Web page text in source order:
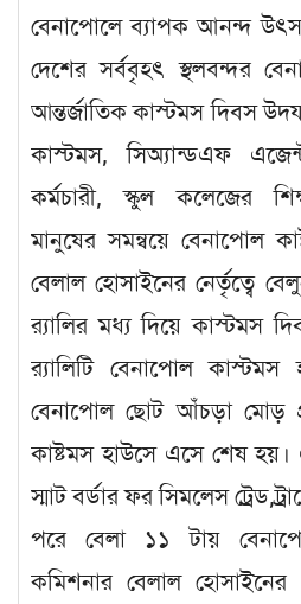
বেনাপোলে ব্যাপক আনন্দ
দেশের সর্ববৃহৎ স্থলবন্দর
আন্তর্জাতিক কাস্টমস দিবস
কাস্টমস, সিঅ্যান্ডএফ
কর্মচারী, স্কুল কলেজের
মানুষের সমন্বয়ে বেনাপোল
বেলাল হোসাইনের নের্তৃত্বে
র‌্যালির মধ্য দিয়ে কাস্টমস
র‌্যালিটি বেনাপোল
বেনাপোল ছোট আঁচড়া মোড়
কাষ্টমস হাউসে এসে শেষ হয়।
স্মাট বর্ডার ফর সিমলেস
পরে বেলা ১১ টায়
কমিশনার বেলাল হোসাইনের